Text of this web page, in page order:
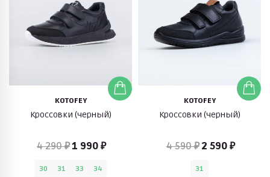
KOTOFEY
Кроссовки (черный)
4 290 ₽1 990 ₽
30 31 33 34
KOTOFEY
Кроссовки (черный)
4 590 ₽ 2 590 ₽
31